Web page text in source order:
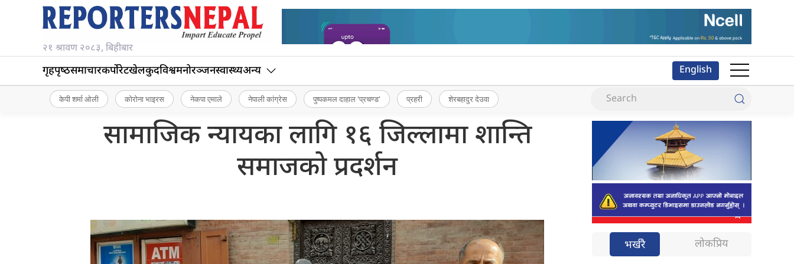
२१ श्रावण २०८३, बिहीबार
गृहपृष्‍ठसमाचारकर्पोरेटखेलकुदविश्वमनोरञ्जनस्वास्थ्यअन्य English
केपी शर्मा ओली कोरोना भाइरस नेकपा एमाले नेपाली कांग्रेस पुष्पकमल दाहाल ‘प्रचण्ड’ प्रहरी शेरबहादुर देउवा
सामाजिक न्यायका लागि १६ जिल्लामा शान्ति
समाजको प्रदर्शन
भर्खरै लोकप्रिय